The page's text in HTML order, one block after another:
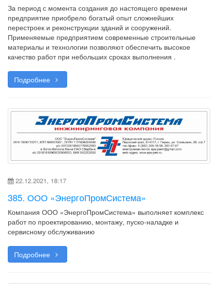
За период с момента создания до настоящего времени
предприятие приобрело богатый опыт сложнейших
перестроек и реконструкции зданий и сооружений.
Применяемые предприятием современные строительные
материалы и технологии позволяют обеспечить высокое
качество работ при небольших сроках выполнения .
Подробнее
22.12.2021, 18:17
385. ООО «ЭнергоПромСистема»
Компания ООО «ЭнергоПромСистема» выполняет комплекс
работ по проектированию, монтажу, пуско-наладке и
сервисному обслуживанию
Подробнее